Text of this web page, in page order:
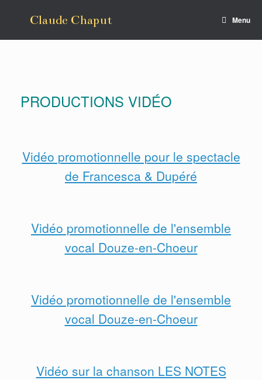
Claude Chaput Menu
PRODUCTIONS VIDÉO
Vidéo promotionnelle pour le spectacle
de Francesca & Dupéré
Vidéo promotionnelle de l'ensemble
vocal Douze-en-Choeur
Vidéo promotionnelle de l'ensemble
vocal Douze-en-Choeur
Vidéo sur la chanson LES NOTES